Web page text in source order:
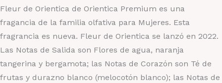
Fleur de Orientica de Orientica Premium es una
fragancia de la familia olfativa para Mujeres. Esta
fragrancia es nueva. Fleur de Orientica se lanzó en 2022.
Las Notas de Salida son Flores de agua, naranja
tangerina y bergamota; las Notas de Corazón son Té de
frutas y durazno blanco (melocotón blanco); las Notas de